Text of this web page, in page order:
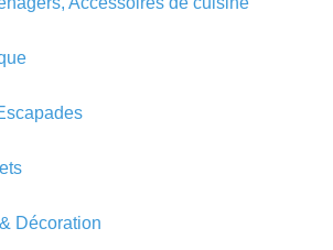
Décoration